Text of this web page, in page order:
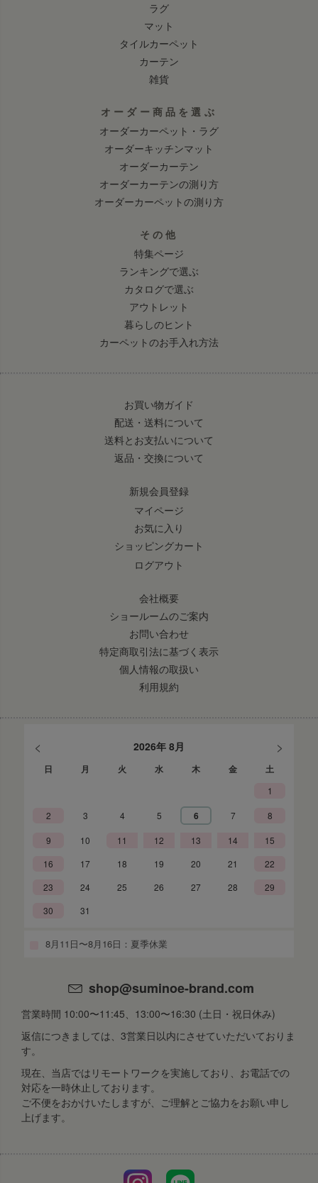
ラグ
マット
タイルカーペット
カーテン
雑貨
オーダー商品を選ぶ
オーダーカーペット・ラグ
オーダーキッチンマット
オーダーカーテン
オーダーカーテンの測り方
オーダーカーペットの測り方
その他
特集ページ
ランキングで選ぶ
カタログで選ぶ
アウトレット
暮らしのヒント
カーペットのお手入れ方法
お買い物ガイド
配送・送料について
送料とお支払いについて
返品・交換について
新規会員登録
マイページ
お気に入り
ショッピングカート
ログアウト
会社概要
ショールームのご案内
お問い合わせ
特定商取引法に基づく表示
個人情報の取扱い
利用規約
< 2026年 8月 >
日 月 火 水 木 金 土
1
2 3 4 5 6 7 8
9 10 11 12 13 14
15
16
17 18 19 20 21
22
23
24 25 26 27 28
29
30
31
8月11日〜8月16日：夏季休業
shop@suminoe-brand.com
営業時間 10:00〜11:45、13:00〜16:30 (土日・祝日休み)
返信につきましては、3営業日以内にさせていただいておりま
す。
現在、当店ではリモートワークを実施しており、お電話での
対応を一時休止しております。
ご不便をおかけいたしますが、ご理解とご協力をお願い申し
上げます。